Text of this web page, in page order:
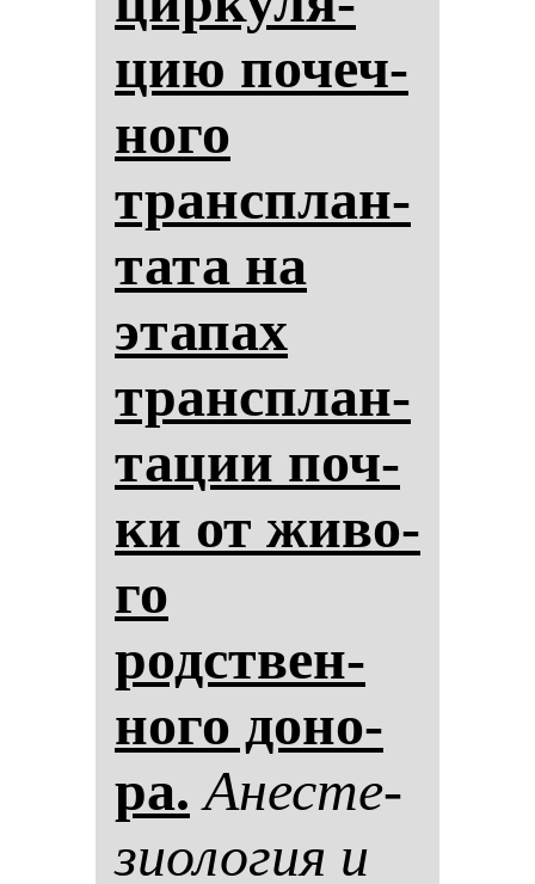
цию по­чеч­
но­го
трансплан­
та­та на
эта­пах
трансплан­
та­ции поч­
ки от жи­во­
го
родствен­
но­го до­но­
ра. Анес­те­
зи­оло­гия и